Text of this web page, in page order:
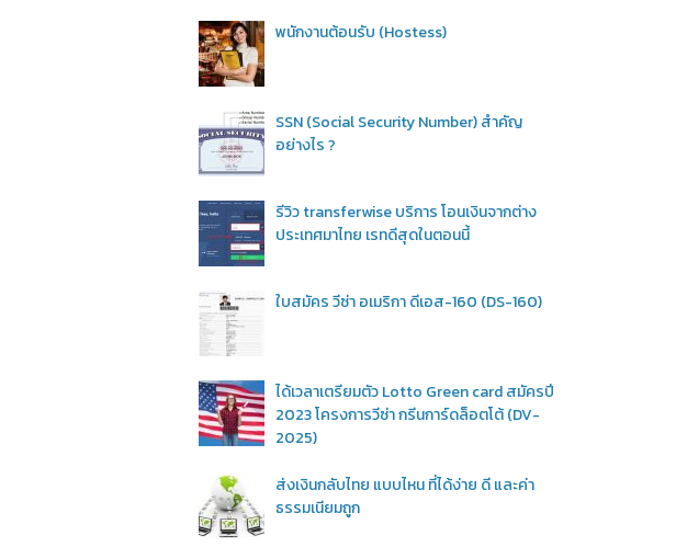
พนักงานต้อนรับ (Hostess)
SSN (Social Security Number) สำคัญ
อย่างไร ?
รีวิว transferwise บริการ โอนเงินจากต่าง
ประเทศมาไทย เรทดีสุดในตอนนี้
ใบสมัคร วีซ่า อเมริกา ดีเอส-160 (DS-160)
ได้เวลาเตรียมตัว Lotto Green card สมัครปี
2023 โครงการวีซ่า กรีนการ์ดล็อตโต้ (DV-
2025)
ส่งเงินกลับไทย แบบไหน ที่ได้ง่าย ดี และค่า
ธรรมเนียมถูก